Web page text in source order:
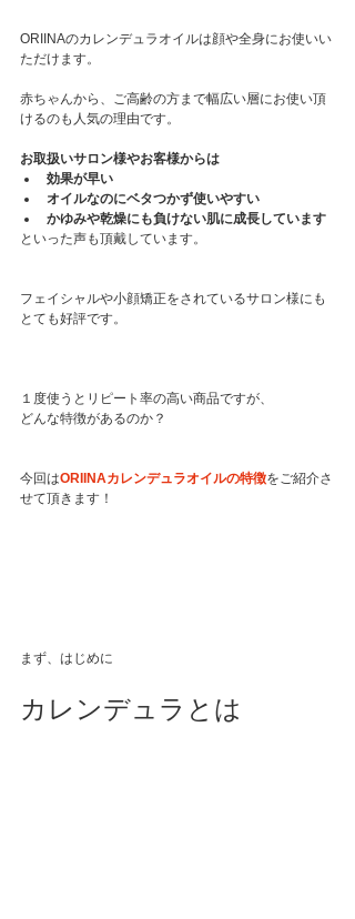
ORIINAのカレンデュラオイルは顔や全身にお使いい
ただけます。
赤ちゃんから、ご高齢の方まで幅広い層にお使い頂
けるのも人気の理由です。
お取扱いサロン様やお客様からは
効果が早い
オイルなのにベタつかず使いやすい
かゆみや乾燥にも負けない肌に成長しています
といった声も頂戴しています。
フェイシャルや小顔矯正をされているサロン様にも
とても好評です。
１度使うとリピート率の高い商品ですが、
どんな特徴があるのか？
今回はORIINAカレンデュラオイルの特徴をご紹介さ
せて頂きます！
まず、はじめに
カレンデュラとは